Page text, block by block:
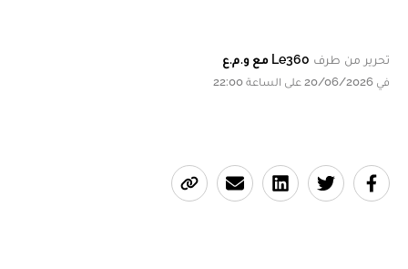
تحرير من طرف Le360 مع و.م.ع
في 20/06/2026 على الساعة 22:00